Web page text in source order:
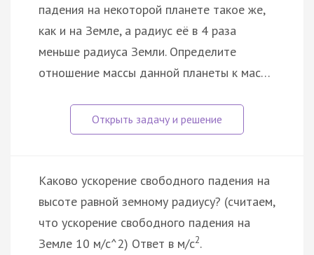
падения на некоторой планете такое же,
как и на Земле, а радиус её в 4 раза
меньше радиуса Земли. Определите
отношение массы данной планеты к мас…
Каково ускорение свободного падения на
высоте равной земному радиусу? (считаем,
что ускорение свободного падения на
Земле 10 м/с^2) Ответ в м/с2.